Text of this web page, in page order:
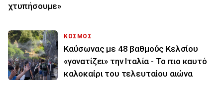
χτυπήσουμε»
ΚΟΣΜΟΣ
Καύσωνας με 48 βαθμούς Κελσίου
«γονατίζει» την Ιταλία - Το πιο καυτό
καλοκαίρι του τελευταίου αιώνα